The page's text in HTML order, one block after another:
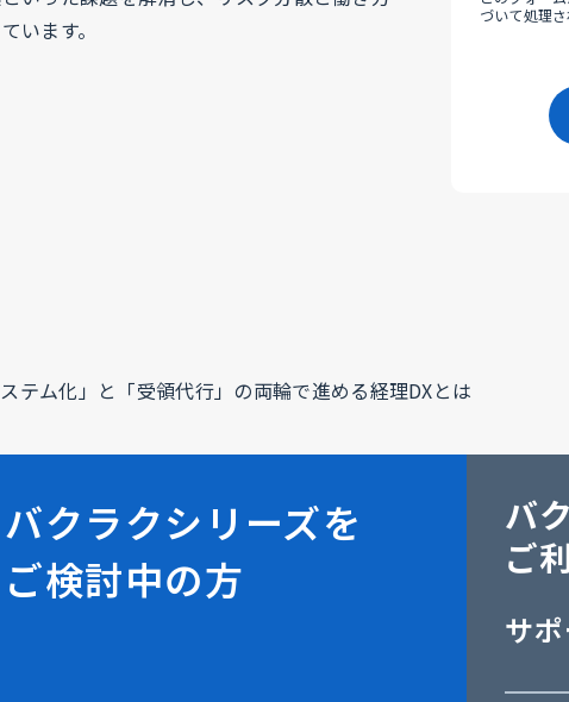
います。
づいて処理
ステム化」と「受領代行」の両輪で進める経理DXとは
バクラクシリーズを
ご検討中の方
バ
ご
サ